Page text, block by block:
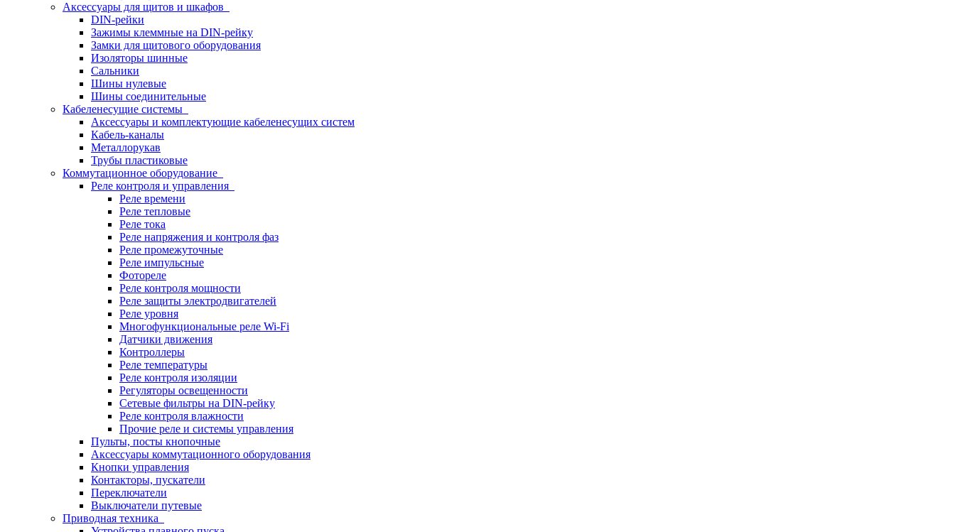
Аксессуары для щитов и шкафов
DIN-рейки
Зажимы клеммные на DIN-рейку
Замки для щитового оборудования
Изоляторы шинные
Сальники
Шины нулевые
Шины соединительные
Кабеленесущие системы
Аксессуары и комплектующие кабеленесущих систем
Кабель-каналы
Металлорукав
Трубы пластиковые
Коммутационное оборудование
Реле контроля и управления
Реле времени
Реле тепловые
Реле тока
Реле напряжения и контроля фаз
Реле промежуточные
Реле импульсные
Фотореле
Реле контроля мощности
Реле защиты электродвигателей
Реле уровня
Многофункциональные реле Wi-Fi
Датчики движения
Контроллеры
Реле температуры
Реле контроля изоляции
Регуляторы освещенности
Сетевые фильтры на DIN-рейку
Реле контроля влажности
Прочие реле и системы управления
Пульты, посты кнопочные
Аксессуары коммутационного оборудования
Кнопки управления
Контакторы, пускатели
Переключатели
Выключатели путевые
Приводная техника